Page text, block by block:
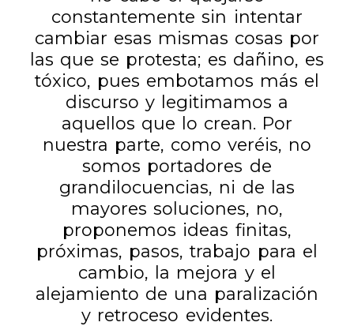
constantemente sin intentar
cambiar esas mismas cosas por
las que se protesta; es dañino, es
tóxico, pues embotamos más el
discurso y legitimamos a
aquellos que lo crean. Por
nuestra parte, como veréis, no
somos portadores de
grandilocuencias, ni de las
mayores soluciones, no,
proponemos ideas finitas,
próximas, pasos, trabajo para el
cambio, la mejora y el
alejamiento de una paralización
y retroceso evidentes.